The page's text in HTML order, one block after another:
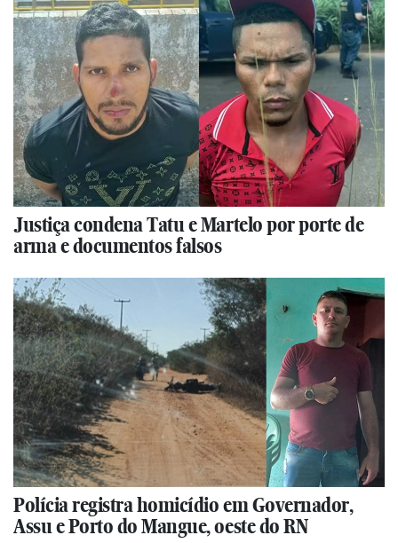
Justiça condena Tatu e Martelo por porte de
arma e documentos falsos
Polícia registra homicídio em Governador,
Assu e Porto do Mangue, oeste do RN